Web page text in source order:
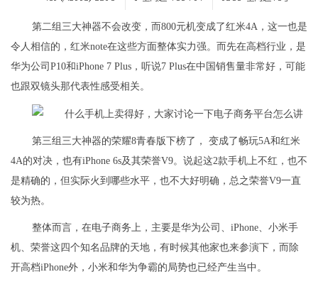
第二组三大神器不会改变，而800元机变成了红米4A，这一也是
令人相信的，红米note在这些方面整体实力强。而先在高档行业，是
华为公司P10和iPhone 7 Plus，听说7 Plus在中国销售量非常好，可能
也跟双镜头那代表性感受相关。
第三组三大神器的荣耀8青春版下榜了， 变成了畅玩5A和红米
4A的对决，也有iPhone 6s及其荣誉V9。说起这2款手机上不红，也不
是精确的，但实际火到哪些水平，也不大好明确，总之荣誉V9一直
较为热。
整体而言，在电子商务上，主要是华为公司、iPhone、小米手
机、荣誉这四个知名品牌的天地，有时候其他家也来参演下，而除
开高档iPhone外，小米和华为争霸的局势也已经产生当中。